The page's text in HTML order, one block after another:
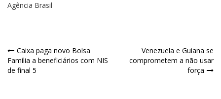
Agência Brasil
Caixa paga novo Bolsa
Família a beneficiários com NIS
de final 5
Venezuela e Guiana se
comprometem a não usar
força